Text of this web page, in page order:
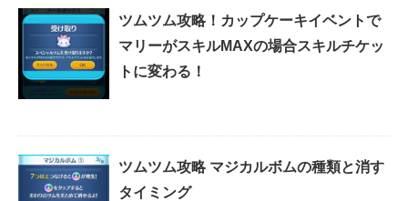
ツムツム攻略！カップケーキイベントで
マリーがスキルMAXの場合スキルチケッ
トに変わる！
ツムツム攻略 マジカルボムの種類と消す
タイミング